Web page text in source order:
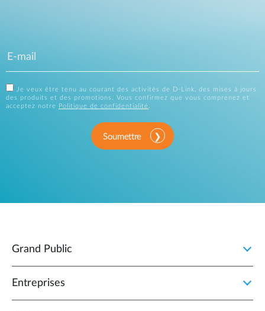
Je veux être tenu au courant des activités de D-Link, des mises à jours
des produits et des promotions. Vous confirmez que vous comprenez et
acceptez notre
Politique de confidentialité.
Soumettre
Grand Public
Entreprises